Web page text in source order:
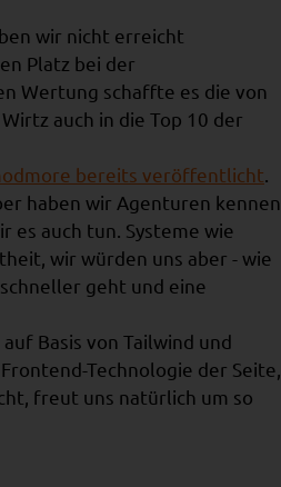
wir nicht erreicht
Platz bei der
Wertung schaffte es die von
auch in die Top 10 der
bereits veröffentlicht
haben wir Agenturen kennen
es auch tun. Systeme wie
wir würden uns aber - wie
geht und eine
Basis von Tailwind und
Technologie der Seite,
freut uns natürlich um so